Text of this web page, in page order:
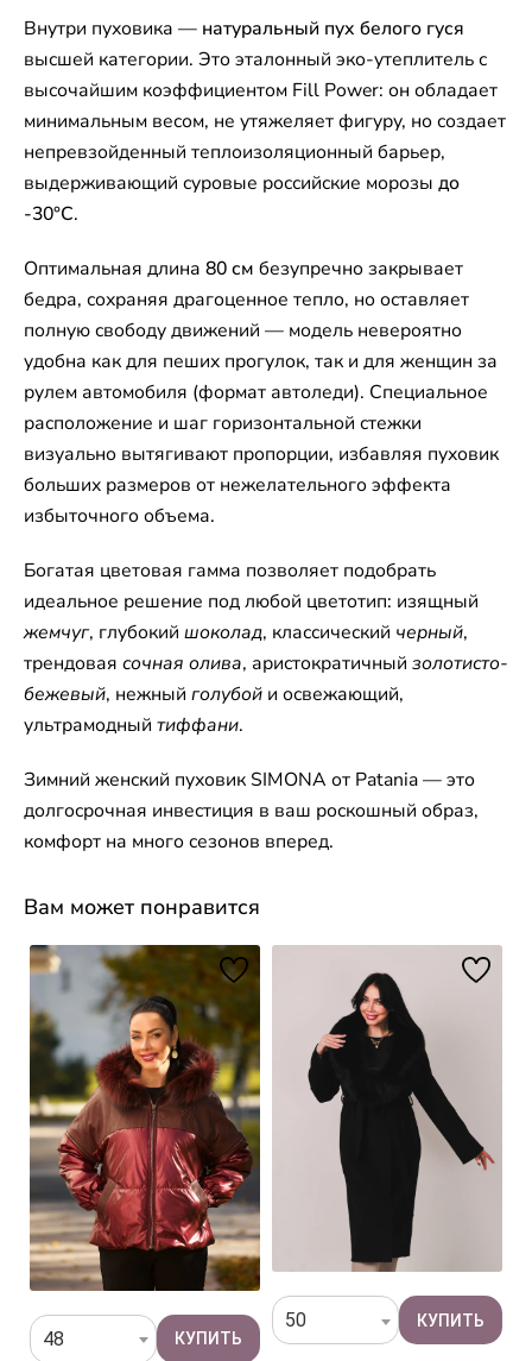
Внутри пуховика — натуральный пух белого гуся
высшей категории. Это эталонный эко-утеплитель с
высочайшим коэффициентом Fill Power: он обладает
минимальным весом, не утяжеляет фигуру, но создает
непревзойденный теплоизоляционный барьер,
выдерживающий суровые российские морозы до
-30°C.
Оптимальная длина 80 см безупречно закрывает
бедра, сохраняя драгоценное тепло, но оставляет
полную свободу движений — модель невероятно
удобна как для пеших прогулок, так и для женщин за
рулем автомобиля (формат автоледи). Специальное
расположение и шаг горизонтальной стежки
визуально вытягивают пропорции, избавляя пуховик
больших размеров от нежелательного эффекта
избыточного объема.
Богатая цветовая гамма позволяет подобрать
идеальное решение под любой цветотип: изящный
жемчуг, глубокий шоколад, классический черный,
трендовая сочная олива, аристократичный золотисто-
бежевый, нежный голубой и освежающий,
ультрамодный тиффани.
Зимний женский пуховик SIMONA от Patania — это
долгосрочная инвестиция в ваш роскошный образ,
комфорт на много сезонов вперед.
Вам может понравится
48
50